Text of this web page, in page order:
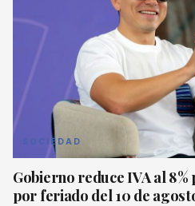
SOCIEDAD
Gobierno reduce IVA al
por feriado del 10 de